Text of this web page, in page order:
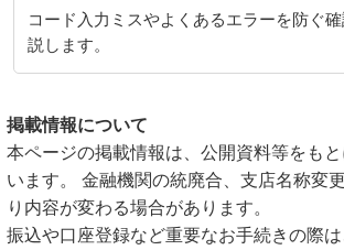
コード入力ミスやよくあるエラーを防ぐ
説します。
掲載情報について
本ページの掲載情報は、公開資料等をも
います。 金融機関の統廃合、支店名称変
り内容が変わる場合があります。
振込や口座登録など重要なお手続きの際